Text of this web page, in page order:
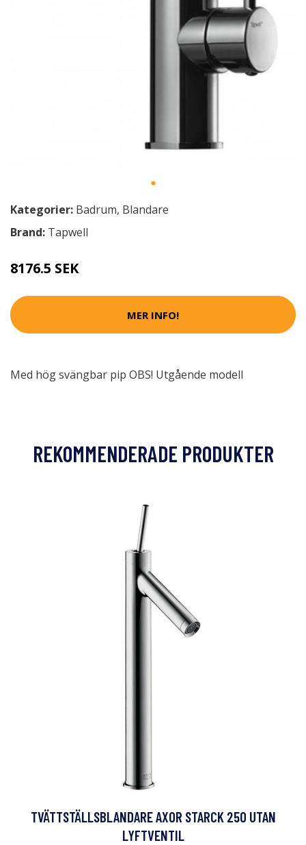
Kategorier: Badrum, Blandare
Brand: Tapwell
8176.5 SEK
MER INFO!
Med hög svängbar pip OBS! Utgående modell
REKOMMENDERADE PRODUKTER
TVÄTTSTÄLLSBLANDARE AXOR STARCK 250 UTAN
LYFTVENTIL